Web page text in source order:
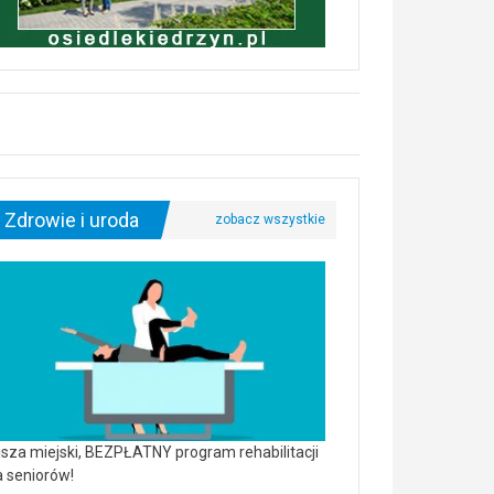
Zdrowie i uroda
miejski, BEZPŁATNY program rehabilitacji
seniorów!